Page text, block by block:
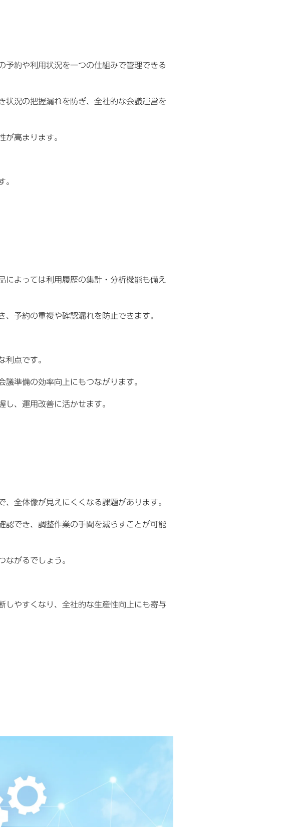
予約や利用状況を一つの仕組みで管理できる
状況の把握漏れを防ぎ、全社的な会議運営を
が高まります。
。
よっては利用履歴の集計・分析機能も備え
予約の重複や確認漏れを防止できます。
利点です。
準備の効率向上にもつながります。
、運用改善に活かせます。
全体像が見えにくくなる課題があります。
認でき、調整作業の手間を減らすことが可能
ながるでしょう。
しやすくなり、全社的な生産性向上にも寄与